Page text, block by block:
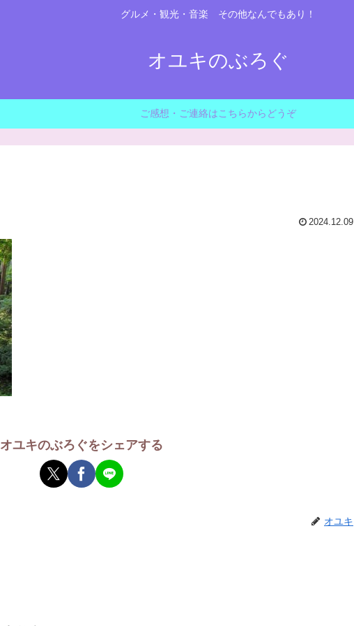
グルメ・観光・音楽 その他なんでもあり！
オユキのぶろぐ
ご感想・ご連絡はこちらからどうぞ
2024.12.09
オユキのぶろぐをシェアする
オユキ